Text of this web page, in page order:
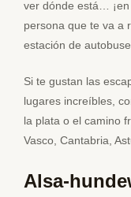
ver dónde está…
persona que te va a
estación de
Si te gustan las
lugares increíbles,
la plata o el camino
Vasco, Cantabria,
Alsa-